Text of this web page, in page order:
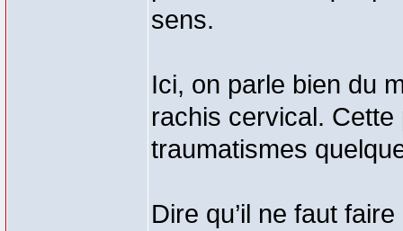
sens.
Ici, on parle bien du
rachis cervical.
traumatismes
Dire qu’il ne faut